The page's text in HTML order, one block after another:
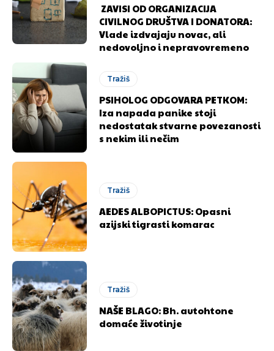
[wpuf_form id=”7463”]
[wpuf_form id=”7463”]
ZAVISI OD ORGANIZACIJA
CIVILNOG DRUŠTVA I DONATORA:
Vlade izdvajaju novac, ali
nedovoljno i nepravovremeno
Tražiš
PSIHOLOG ODGOVARA PETKOM:
Iza napada panike stoji
nedostatak stvarne povezanosti
s nekim ili nečim
Tražiš
AEDES ALBOPICTUS: Opasni
azijski tigrasti komarac
Tražiš
NAŠE BLAGO: Bh. autohtone
domaće životinje